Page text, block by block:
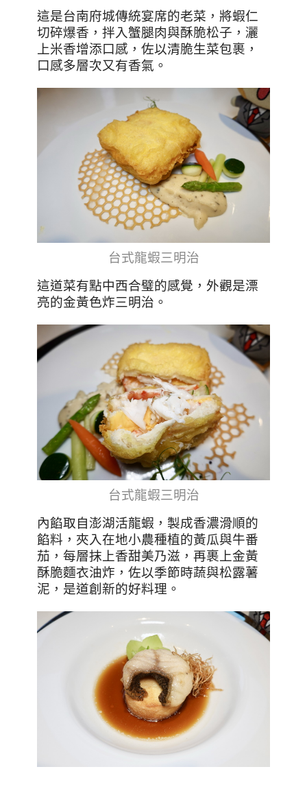
這是台南府城傳統宴席的老菜，將蝦仁
切碎爆香，拌入蟹腿肉與酥脆松子，灑
上米香增添口感，佐以清脆生菜包裹，
口感多層次又有香氣。
台式龍蝦三明治
這道菜有點中西合璧的感覺，外觀是漂
亮的金黃色炸三明治。
台式龍蝦三明治
內餡取自澎湖活龍蝦，製成香濃滑順的
餡料，夾入在地小農種植的黃瓜與牛番
茄，每層抹上香甜美乃滋，再裹上金黃
酥脆麵衣油炸，佐以季節時蔬與松露薯
泥，是道創新的好料理。